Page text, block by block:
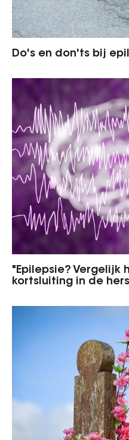
Do's en don'ts bij
"Epilepsie? Vergelijk
kortsluiting in de